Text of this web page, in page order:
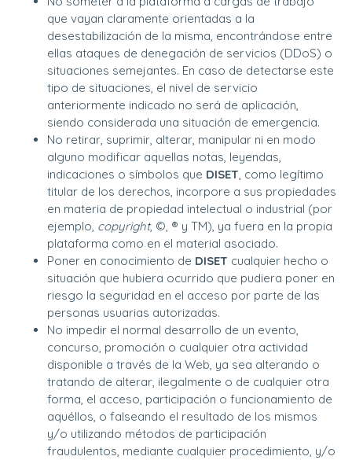
que vayan claramente orientadas a la
desestabilización de la misma, encontrándose entre
ellas ataques de denegación de servicios (DDoS) o
situaciones semejantes. En caso de detectarse este
tipo de situaciones, el nivel de servicio
anteriormente indicado no será de aplicación,
siendo considerada una situación de emergencia.
No retirar, suprimir, alterar, manipular ni en modo
alguno modificar aquellas notas, leyendas,
indicaciones o símbolos que DISET, como legítimo
titular de los derechos, incorpore a sus propiedades
en materia de propiedad intelectual o industrial (por
ejemplo, copyright, ©, ® y TM), ya fuera en la propia
plataforma como en el material asociado.
Poner en conocimiento de DISET cualquier hecho o
situación que hubiera ocurrido que pudiera poner en
riesgo la seguridad en el acceso por parte de las
personas usuarias autorizadas.
No impedir el normal desarrollo de un evento,
concurso, promoción o cualquier otra actividad
disponible a través de la Web, ya sea alterando o
tratando de alterar, ilegalmente o de cualquier otra
forma, el acceso, participación o funcionamiento de
aquéllos, o falseando el resultado de los mismos
y/o utilizando métodos de participación
fraudulentos, mediante cualquier procedimiento, y/o